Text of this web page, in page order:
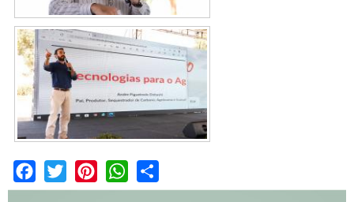
Facebook
Twitter PinterestWhatsApp